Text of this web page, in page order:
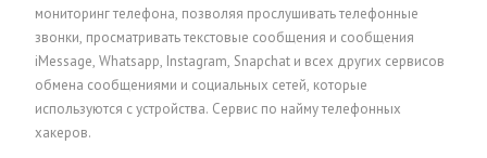
мониторинг телефона, позволяя прослушивать телефонные
звонки, просматривать текстовые сообщения и сообщения
iMessage, Whatsapp, Instagram, Snapchat и всех других сервисов
обмена сообщениями и социальных сетей, которые
используются с устройства. Сервис по найму телефонных
хакеров.